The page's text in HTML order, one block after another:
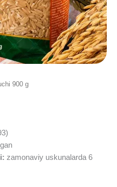
900 g
zamonaviy uskunalarda 6